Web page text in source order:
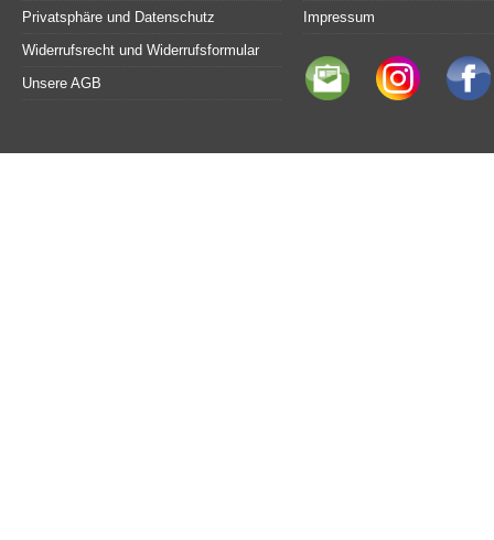
Privatsphäre und Datenschutz
Widerrufsrecht und Widerrufsformular
Unsere AGB
Impressum